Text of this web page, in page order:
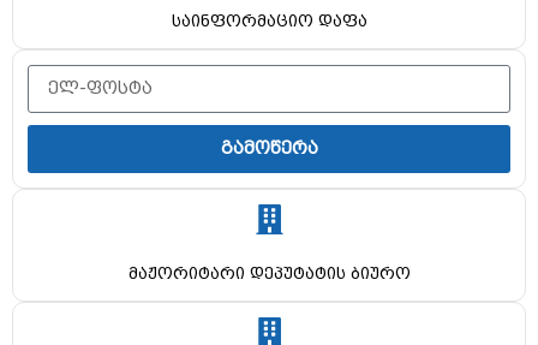
საინფორმაციო დაფა
გამოწერა
მაჟორიტარი დეპუტატის ბიურო